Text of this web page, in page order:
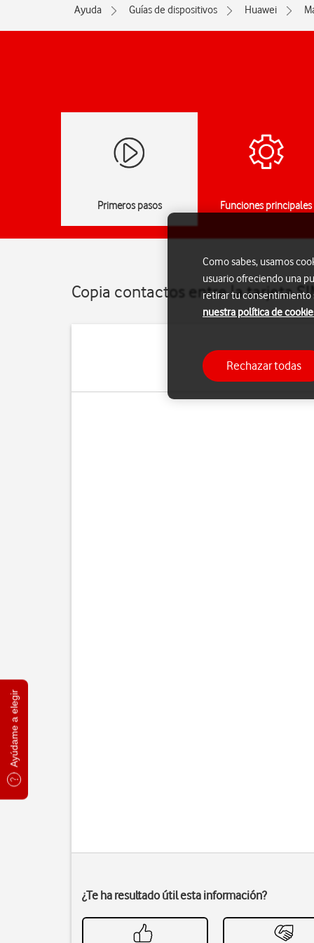
Ayúdame a elegir
Ayuda Guías de dispositivos Huawei
Primeros pasos Funciones principales
Copia contactos entre la tarjeta
Puedes copiar tus
¿Te ha resultado útil esta información?
Como sabes, usamos
usuario ofreciendo una
retirar tu consentimiento
nuestra política de
Rechazar todas